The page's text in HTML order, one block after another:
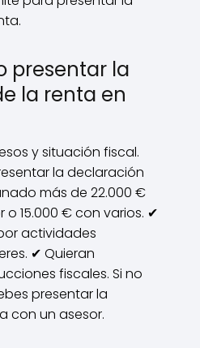
presentar la
la renta en
y situación fiscal.
la declaración
más de 22.000 €
15.000 € con varios. ✔
actividades
✔ Quieran
fiscales. Si no
presentar la
con un asesor.